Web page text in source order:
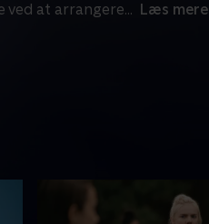
ved at arrangere... Læs mere